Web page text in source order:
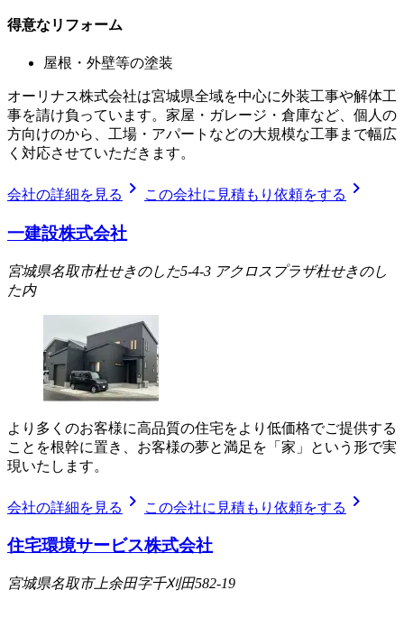
得意なリフォーム
屋根・外壁等の塗装
オーリナス株式会社は宮城県全域を中心に外装工事や解体工
事を請け負っています。家屋・ガレージ・倉庫など、個人の
方向けのから、工場・アパートなどの大規模な工事まで幅広
く対応させていただきます。
会社の詳細を見る chevron_right この会社に見積もり依頼をする chevron_right
一建設株式会社
宮城県名取市杜せきのした5-4-3 アクロスプラザ杜せきのし
た内
より多くのお客様に高品質の住宅をより低価格でご提供する
ことを根幹に置き、お客様の夢と満足を「家」という形で実
現いたします。
会社の詳細を見る chevron_right この会社に見積もり依頼をする chevron_right
住宅環境サービス株式会社
宮城県名取市上余田字千刈田582-19